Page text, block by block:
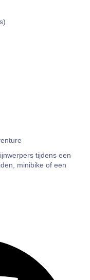
tijdens een
minibike of een